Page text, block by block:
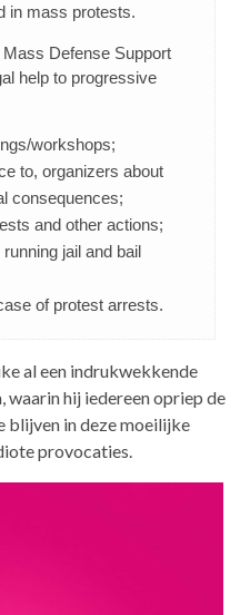
in mass protests.
Defense Support
help to progressive
workshops;
to, organizers about
consequences;
and other actions;
jail and bail
of protest arrests.
al een indrukwekkende
waarin hij iedereen opriep de
blijven in deze moeilijke
provocaties.